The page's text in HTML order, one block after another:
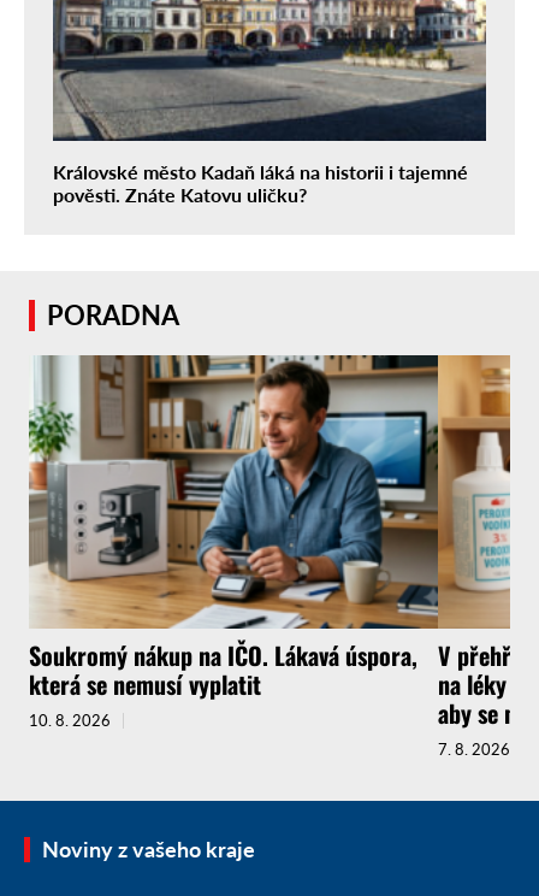
Královské město Kadaň láká na historii i tajemné
pověsti. Znáte Katovu uličku?
PORADNA
Soukromý nákup na IČO. Lákavá úspora,
která se nemusí vyplatit
10. 8. 2026
V
na léky a
aby se
7. 8. 2026
Noviny z vašeho kraje